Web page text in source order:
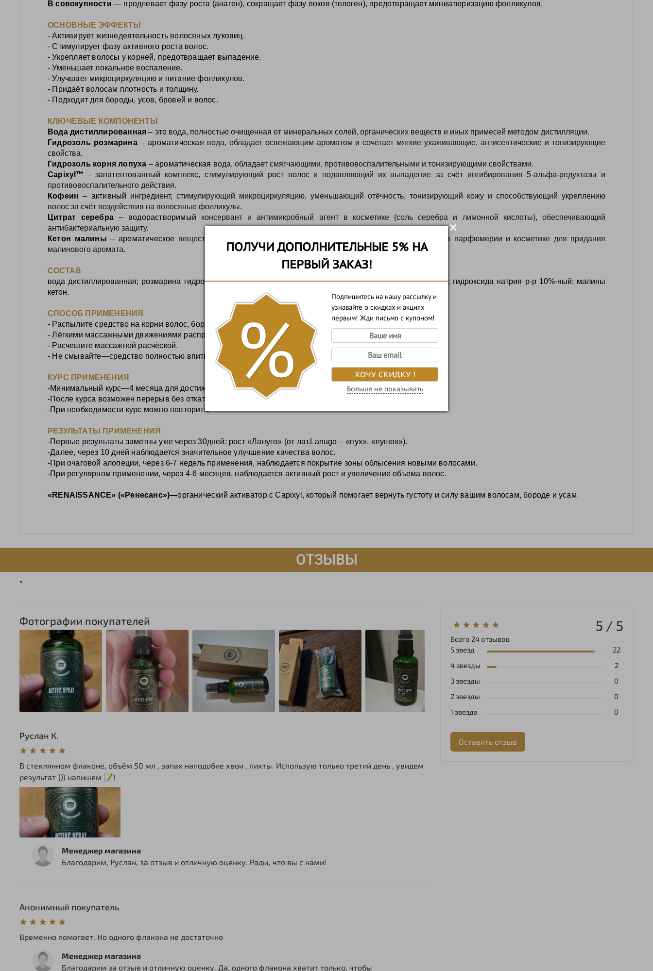
ПОЛУЧИ ДОПОЛНИТЕЛЬНЫЕ 5% НА
ПЕРВЫЙ ЗАКАЗ!
%
Подпишитесь на нашу рассылку и
узнавайте о скидках и акциях
первым! Жди письмо с купоном!
ХОЧУ СКИДКУ !
Больше не показывать
×
В совокупности — продлевает фазу роста (анаген), сокращает фазу покоя (телоген), предотвращает миниатюризацию фолликулов.
ОСНОВНЫЕ ЭФФЕКТЫ
- Активирует жизнедеятельность волосяных луковиц.
- Стимулирует фазу активного роста волос.
- Укрепляет волосы у корней, предотвращает выпадение.
- Уменьшает локальное воспаление.
- Улучшает микроциркуляцию и питание фолликулов.
- Придаёт волосам плотность и толщину.
- Подходит для бороды, усов, бровей и волос.
КЛЮЧЕВЫЕ КОМПОНЕНТЫ
Вода дистиллированная – это вода, полностью очищенная от минеральных солей, органических веществ и иных примесей методом дистилляции.
Гидрозоль розмарина –ароматическая вода, обладаетосвежающим ароматом и сочетает мягкие ухаживающие, антисептические и тонизирующие
свойства.
Гидрозоль корня лопуха –ароматическая вода, обладаетсмягчающими, противовоспалительными и тонизирующими свойствами.
Capixyl ™ - запатентованный комплекс, стимулирующий ростволоси подавляющий ихвыпадение за счётингибирования 5‑альфа‑редуктазы и
противовоспалительного действия.
Кофеин – активный ингредиент, стимулирующий микроциркуляцию, уменьшающий отёчность, тонизирующий кожу и способствующий укреплению
волос за счёт воздействия на волосяные фолликулы.
Цитрат серебра
– водорастворимый консервант и антимикробный агентв косметике(соль серебра и лимонной кислоты), обеспечивающий
антибактериальную защиту.
Кетон малины –ароматическое вещество в парфюмерии и косметике для придания
малинового аромата.
СОСТАВ
вода дистиллированная; розмарина гидрозоль; лопуха корня гидрозоль; Капиксил; Кофеин; цитрат серебра; гидроксида натрия р-р 10%-ный; малины
кетон.
СПОСОБ ПРИМЕНЕНИЯ
- Распылите средство на корни волос, бороды, усов 1–2 раза в день.
- Лёгкими массажными движениями распределите по коже.
- Расчешите массажной расчёской.
- Не смывайте—средство полностью впитывается.
КУРС ПРИМЕНЕНИЯ
-Минимальный курс—4 месяца для достижения устойчивого результата.
-После курса возможен перерыв без отката эффекта.
-При необходимости курс можно повторить.
РЕЗУЛЬТАТЫ ПРИМЕНЕНИЯ
-Первые результаты заметны уже через 30дней: рост «Лануго» (от лат.Lanugo – «пух», «пушок»).
-Далее, через 10 дней наблюдается значительное улучшение качества волос.
-При очаговой алопеции, через 6-7 недель применения, наблюдается покрытие зоны облысения новыми волосами.
-При регулярном применении, через 4-6 месяцев, наблюдается активный рост и увеличение объема волос.
«RENAISSANCE» («Ренесанс»)—органический активатор с Capixyl, который помогает вернуть густоту и силу вашим волосам, бороде и усам.
ОТЗЫВЫ
.
Фотографии покупателей
Руслан К.
В стеклянном флаконе, объём 50 мл , запах наподобие хвои , пихты. Использую только третий день , увидем
результат ))) напишем 📝!
Менеджер магазина
Благодарим, Руслан, за отзыв и отличную оценку. Рады, что вы с нами!
Анонимный покупатель
Временно помогает. Но одного флакона не достаточно
Менеджер магазина
Благодарим за отзыв и отличную оценку. Да, одного флакона хватит только, чтобы
5 / 5
Всего 24 отзывов
5 звезд
22
4 звезды
2
3 звезды
0
2 звезды
0
1 звезда
0
Оставить отзыв